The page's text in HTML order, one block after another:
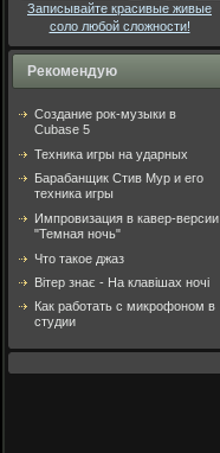
Записывайте красивые живые
соло любой сложности!
Рекомендую
Создание рок-музыки в
Cubase 5
Техника игры на ударных
Барабанщик Стив Мур и его
техника игры
Импровизация в кавер-версии
"Темная ночь"
Что такое джаз
Вітер знає - На клавішах ночі
Как работать с микрофоном в
студии